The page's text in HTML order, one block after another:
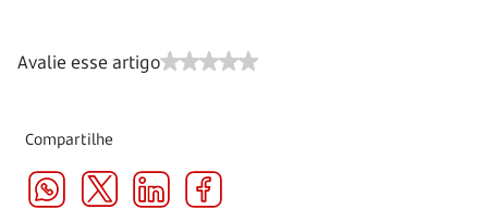
Avalie esse artigo
Compartilhe